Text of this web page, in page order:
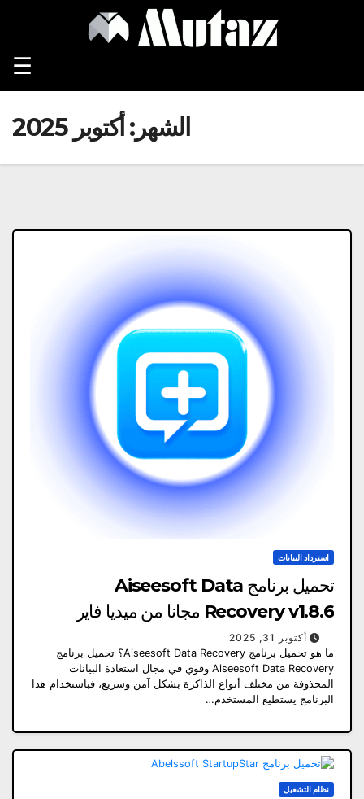
☰
الشهر: أكتوبر 2025
استرداد البيانات
تحميل برنامج Aiseesoft Data
Recovery v1.8.6 مجانا من ميديا ​​فاير
أكتوبر 31, 2025
ما هو تحميل برنامج Aiseesoft Data Recovery؟ تحميل برنامج
Aiseesoft Data Recovery وقوي في مجال استعادة البيانات
المحذوفة من مختلف أنواع الذاكرة بشكل آمن وسريع، فباستخدام هذا
البرنامج يستطيع المستخدم…
نظام التشغيل